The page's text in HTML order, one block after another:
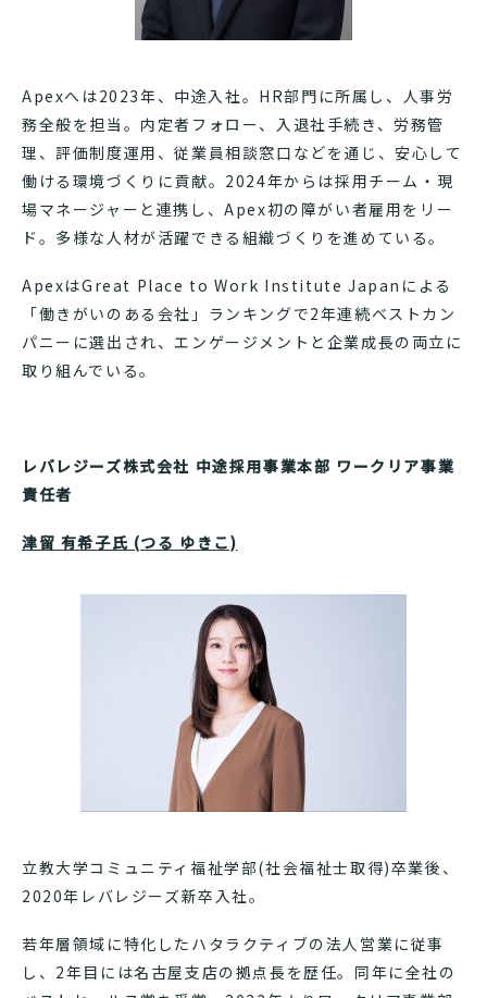
Apexへは2023年、中途入社。HR部門に所属し、人事労
務全般を担当。内定者フォロー、入退社手続き、労務管
理、評価制度運用、従業員相談窓口などを通じ、安心して
働ける環境づくりに貢献。2024年からは採用チーム・現
場マネージャーと連携し、Apex初の障がい者雇用をリー
ド。多様な人材が活躍できる組織づくりを進めている。
ApexはGreat Place to Work Institute Japanによる
「働きがいのある会社」ランキングで2年連続ベストカン
パニーに選出され、エンゲージメントと企業成長の両立に
取り組んでいる。
レバレジーズ株式会社 中途採用事業本部 ワークリア事業
責任者
津留 有希子氏 (つる ゆきこ)
立教大学コミュニティ福祉学部(社会福祉士取得)卒業後、
2020年レバレジーズ新卒入社。
若年層領域に特化したハタラクティブの法人営業に従事
し、2年目には名古屋支店の拠点長を歴任。同年に全社の